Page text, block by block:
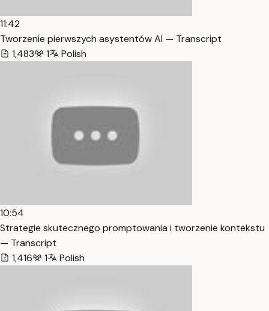
11:42
Tworzenie pierwszych asystentów AI — Transcript
1,483
1 Polish
10:54
Strategie skutecznego promptowania i tworzenie kontekstu
— Transcript
1,416
1 Polish